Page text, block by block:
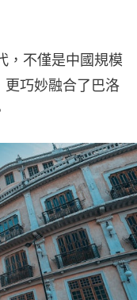
，不僅是中國規模
更巧妙融合了巴洛